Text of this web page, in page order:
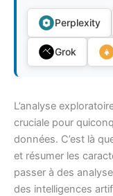
Perplexity
Grok
L’analyse
cruciale pour
données. C’est là
et résumer les
passer à des
des intelligences